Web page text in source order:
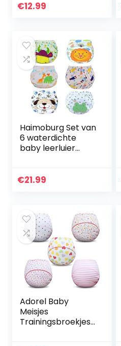
€12.99
Haimoburg Set van
6 waterdichte
baby leerluier
luierbroek voor
€21.99
Adorel Baby
Meisjes
Trainingsbroekjes